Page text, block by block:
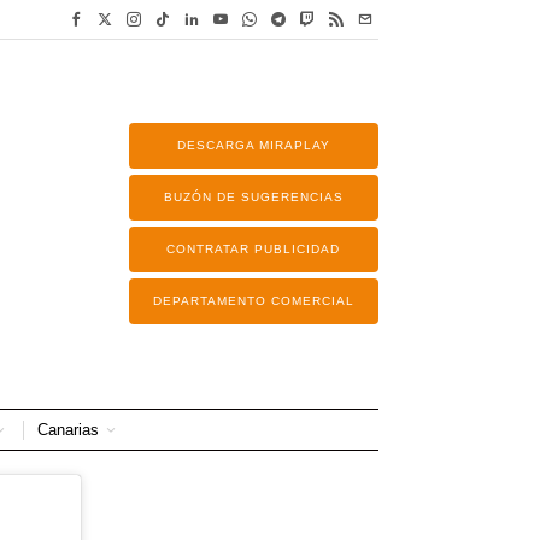
DESCARGA MIRAPLAY
BUZÓN DE SUGERENCIAS
CONTRATAR PUBLICIDAD
DEPARTAMENTO COMERCIAL
Canarias